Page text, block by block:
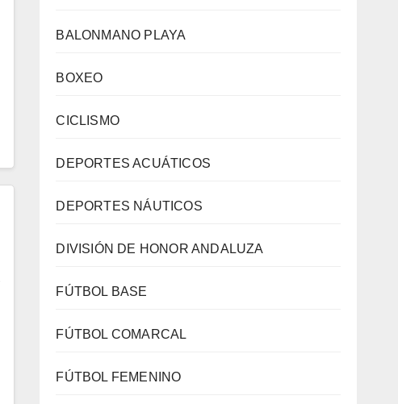
BALONMANO PLAYA
BOXEO
CICLISMO
DEPORTES ACUÁTICOS
DEPORTES NÁUTICOS
DIVISIÓN DE HONOR ANDALUZA
FÚTBOL BASE
FÚTBOL COMARCAL
FÚTBOL FEMENINO